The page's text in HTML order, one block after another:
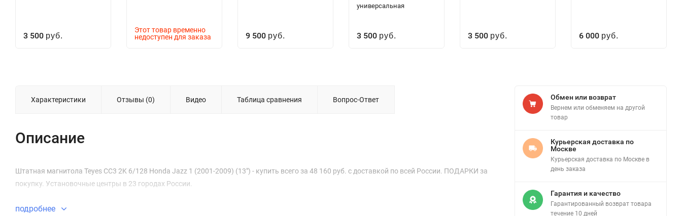
3 500 руб.
Этот товар временно
недоступен для заказа
9 500 руб.
универсальная
3 500 руб. 3 500 руб. 6 000 руб.
Характеристики Отзывы (0) Видео Таблица сравнения Вопрос-Ответ
Описание
Штатная магнитола Teyes CC3 2K 6/128 Honda Jazz 1 (2001-2009) (13") - купить всего за 48 160 руб. с доставкой по всей России. ПОДАРКИ за
покупку. Установочные центры в 23 городах России.
подробнее
Обмен или возврат
Вернем или обменяем на другой
товар
Курьерская доставка по
Москве
Курьерская доставка по Москве в
день заказа
Гарантия и качество
Гарантированный возврат товара
течение 10 дней